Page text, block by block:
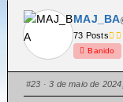
MAJ_BA
73 Posts
Banido
#23 · 3 de maio de